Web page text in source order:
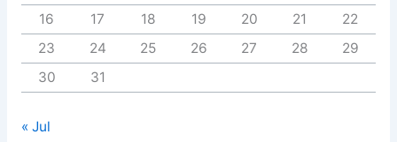
16
17 18 19 20 21
22
23
24 25 26 27 28
29
30
31
« Jul